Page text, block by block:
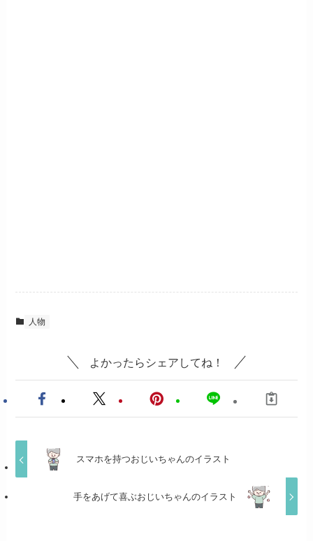
人物
よかったらシェアしてね！
スマホを持つおじいちゃんのイラスト
手をあげて喜ぶおじいちゃんのイラスト